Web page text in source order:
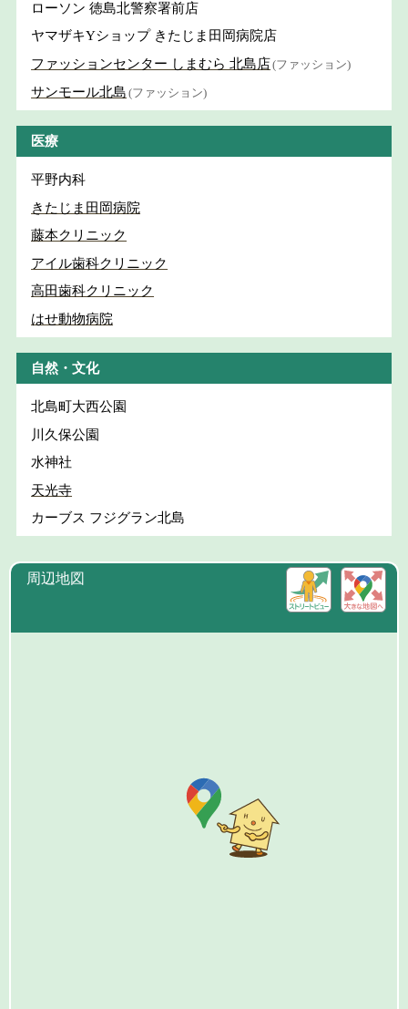
ローソン 徳島北警察署前店
ヤマザキYショップ きたじま田岡病院店
ファッションセンター しまむら 北島店(ファッション)
サンモール北島 (ファッション)
医療
平野内科
きたじま田岡病院
藤本クリニック
アイル歯科クリニック
高田歯科クリニック
はせ動物病院
自然・文化
北島町大西公園
川久保公園
水神社
天光寺
カーブス フジグラン北島
周辺地図